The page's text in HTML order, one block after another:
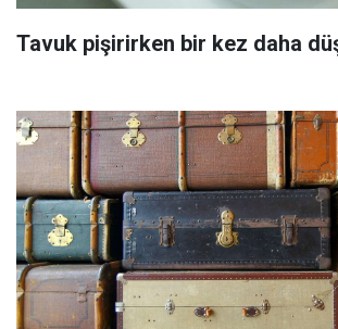
Tavuk pişirirken bir kez daha